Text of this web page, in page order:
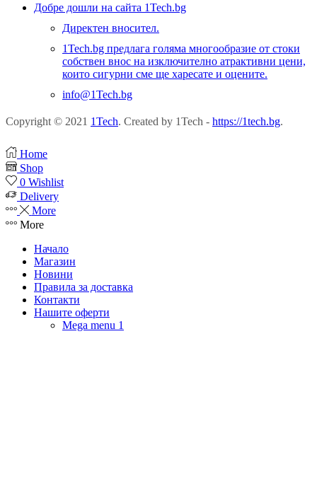
Добре дошли на сайта 1Tech.bg
Директен вносител.
1Tech.bg предлага голяма многообразие от стоки
собствен внос на изключително атрактивни цени,
които сигурни сме ще харесате и оцените.
info@1Tech.bg
Copyright © 2021 1Tech. Created by 1Tech - https://1tech.bg.
Home
Shop
0 Wishlist
Delivery
More
More
Начало
Магазин
Новини
Правила за доставка
Контакти
Нашите оферти
Mega menu 1